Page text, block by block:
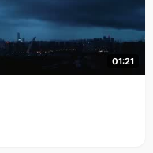
01:21